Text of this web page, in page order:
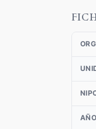
AÑO